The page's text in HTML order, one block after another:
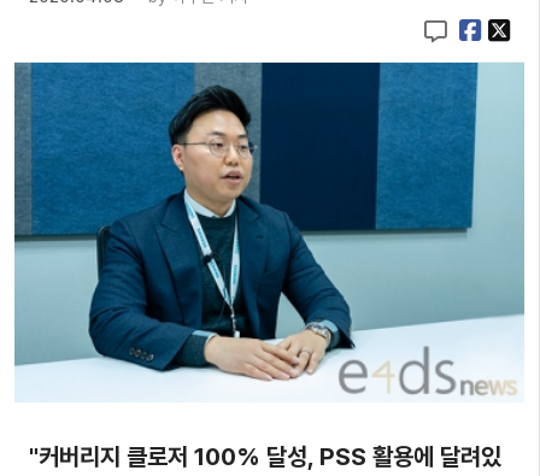
"커버리지 클로저 100% 달성, PSS 활용에 달려있